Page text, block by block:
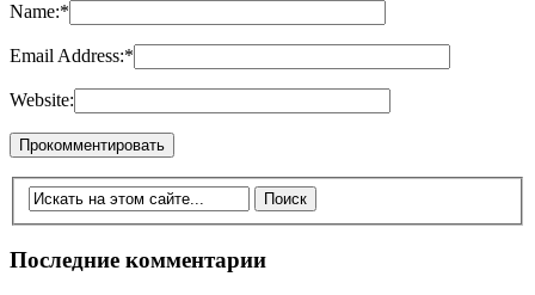
Name:*
Email Address:*
Website:
Последние комментарии